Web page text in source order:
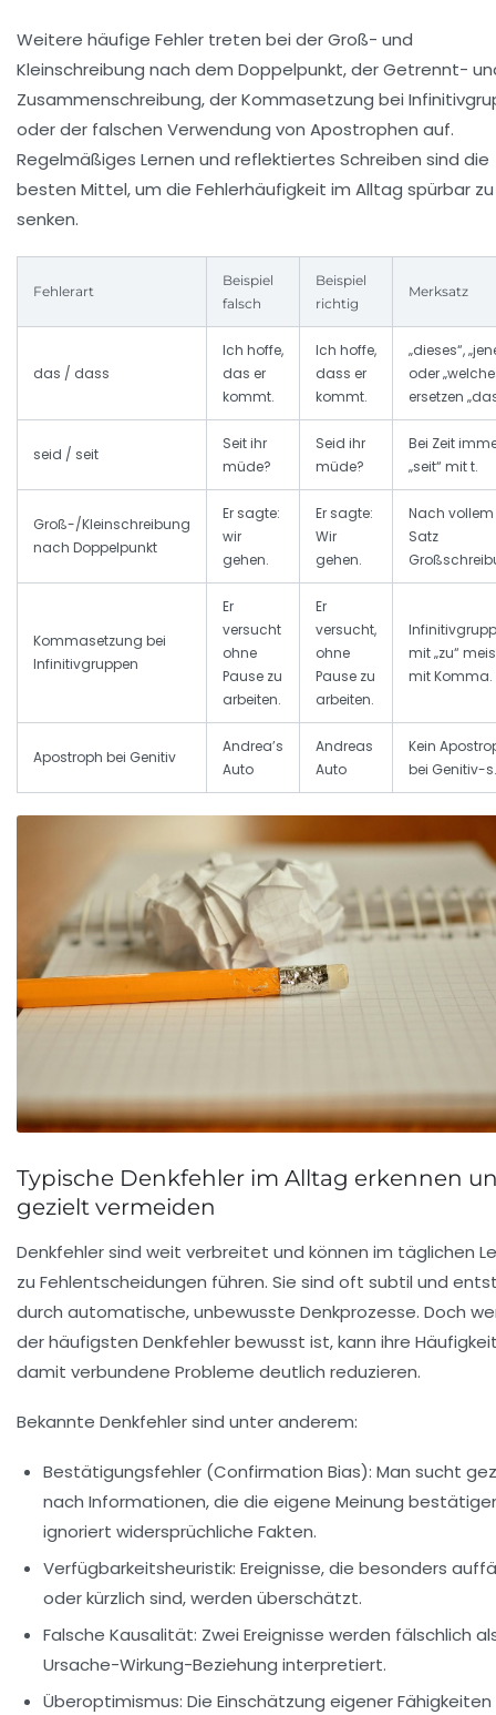
Weitere häufige Fehler treten bei der Groß- und
Kleinschreibung nach dem Doppelpunkt, der Getrennt-
Zusammenschreibung, der Kommasetzung bei
oder der falschen Verwendung von Apostrophen auf.
Regelmäßiges Lernen und reflektiertes Schreiben sind die
besten Mittel, um die Fehlerhäufigkeit im Alltag spürbar zu
senken.
Fehlerart
Beispiel
falsch
Beispiel
richtig
Merksatz
das / dass
Ich hoffe,
das er
kommt.
Ich hoffe,
dass er
kommt.
„dieses“,
oder
ersetzen
seid / seit
Seit ihr
müde?
Seid ihr
müde?
Bei Zeit
„seit“ mit t.
Groß-/Kleinschreibung
nach Doppelpunkt
Er sagte:
wir
gehen.
Er sagte:
Wir
gehen.
Nach vollem
Satz
Kommasetzung bei
Infinitivgruppen
Er
versucht
ohne
Pause zu
arbeiten.
Er
versucht,
ohne
Pause zu
arbeiten.
mit „zu“
mit Komma.
Apostroph bei Genitiv
Andrea’s
Auto
Andreas
Auto
Kein
bei Genitiv-s.
Typische Denkfehler im Alltag erkennen
gezielt vermeiden
Denkfehler sind weit verbreitet und können im täglichen
zu Fehlentscheidungen führen. Sie sind oft subtil und
durch automatische, unbewusste Denkprozesse. Doch
der häufigsten Denkfehler bewusst ist, kann ihre
damit verbundene Probleme deutlich reduzieren.
Bekannte Denkfehler sind unter anderem:
Bestätigungsfehler (Confirmation Bias): Man sucht
nach Informationen, die die eigene Meinung
ignoriert widersprüchliche Fakten.
Verfügbarkeitsheuristik: Ereignisse, die besonders
oder kürzlich sind, werden überschätzt.
Falsche Kausalität: Zwei Ereignisse werden fälschlich
Ursache-Wirkung-Beziehung interpretiert.
Überoptimismus: Die Einschätzung eigener